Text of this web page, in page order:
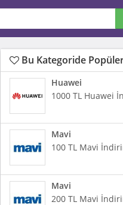
Bu Kategoride
Huawei
1000 TL Huawei
Mavi
100 TL Mavi
Mavi
200 TL Mavi